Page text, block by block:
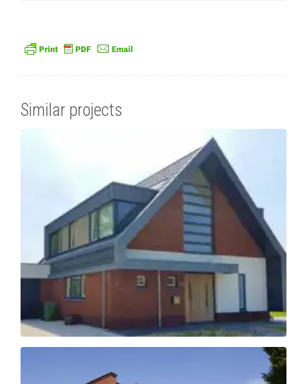
Similar projects